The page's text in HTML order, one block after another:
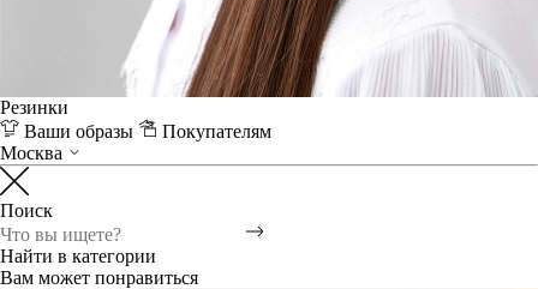
Резинки
Ваши образы
Покупателям
Москва
Поиск
Найти в категории
Вам может понравиться